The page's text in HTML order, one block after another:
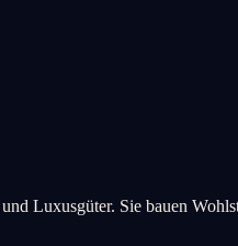
Luxusgüter. Sie bauen